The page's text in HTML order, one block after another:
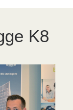
K8